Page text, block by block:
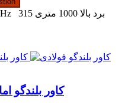
کاور بلندگو